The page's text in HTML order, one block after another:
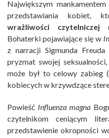
Największym
przedstawiania kobiet,
wrażliwości
Bohaterki pojawiające się w
z narracji Sigmunda
pryzmat swojej
może był to celowy zabieg
kobiecych w krzywdzące
Powieść Influenza magna
czytelnikom ceniącym
przedstawienie okropności